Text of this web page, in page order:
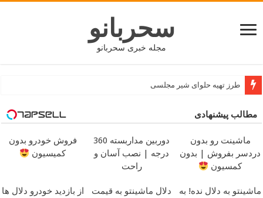
سحربانو
مجله خبری سحربانو
طرز تهیه حلوای شیر مجلسی
مطالب پیشنهادی
ماشینت رو بدون
دردسر بفروش | بدون
کمسیون
دوربین مداربسته 360
درجه | نصب آسان و
راحت
فروش خودرو بدون
کمیسیون
ماشینتو به دلال نده! به
دلال ماشینتو به قیمت
از بازدید خودرو دلال ها